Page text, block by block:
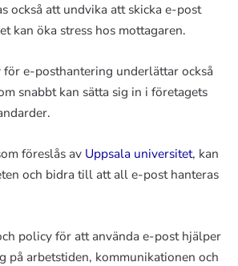
också att undvika att skicka e-post
kan öka stress hos mottagaren.
e-posthantering underlättar också
snabbt kan sätta sig in i företagets
föreslås av Uppsala universitet, kan
och bidra till att all e-post hanteras
policy för att använda e-post hjälper
arbetstiden, kommunikationen och